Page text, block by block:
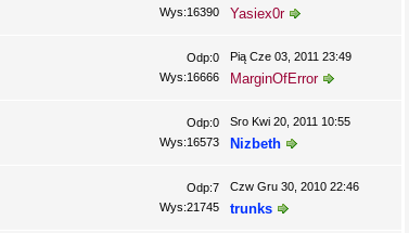
Wys:16390
Yasiex0r
Odp:0
Wys:16666
Pią Cze 03, 2011 23:49
MarginOfError
Odp:0
Wys:16573
Sro Kwi 20, 2011 10:55
Nizbeth
Odp:7
Wys:21745
Czw Gru 30, 2010 22:46
trunks